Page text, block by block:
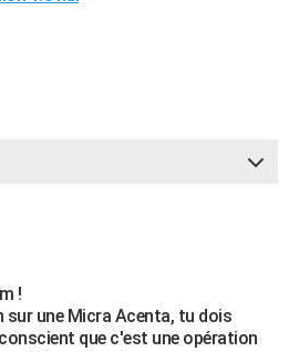
!
une Micra Acenta, tu dois
que c'est une opération